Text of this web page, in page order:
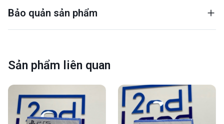
Bảo quản sản phẩm
Sản phẩm liên quan